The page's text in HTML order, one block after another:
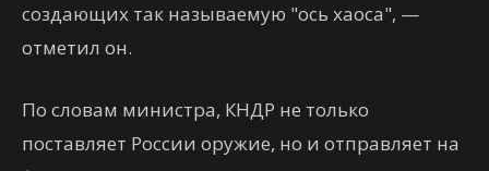
создающих так называемую "ось хаоса", —
отметил он.
По словам министра, КНДР не только
поставляет России оружие, но и отправляет на